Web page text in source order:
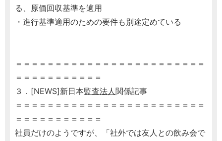
る、原価回収基準を適用
・進行基準適用のための要件も別途定めている
＝＝＝＝＝＝＝＝＝＝＝＝＝＝＝＝＝＝＝＝＝＝＝＝
＝＝＝＝＝＝＝＝＝＝＝
３．[NEWS]新日本監査法人関係記事
＝＝＝＝＝＝＝＝＝＝＝＝＝＝＝＝＝＝＝＝＝＝＝＝
＝＝＝＝＝＝＝＝＝＝＝
社員だけのようですが、「社外では友人との飲み会で